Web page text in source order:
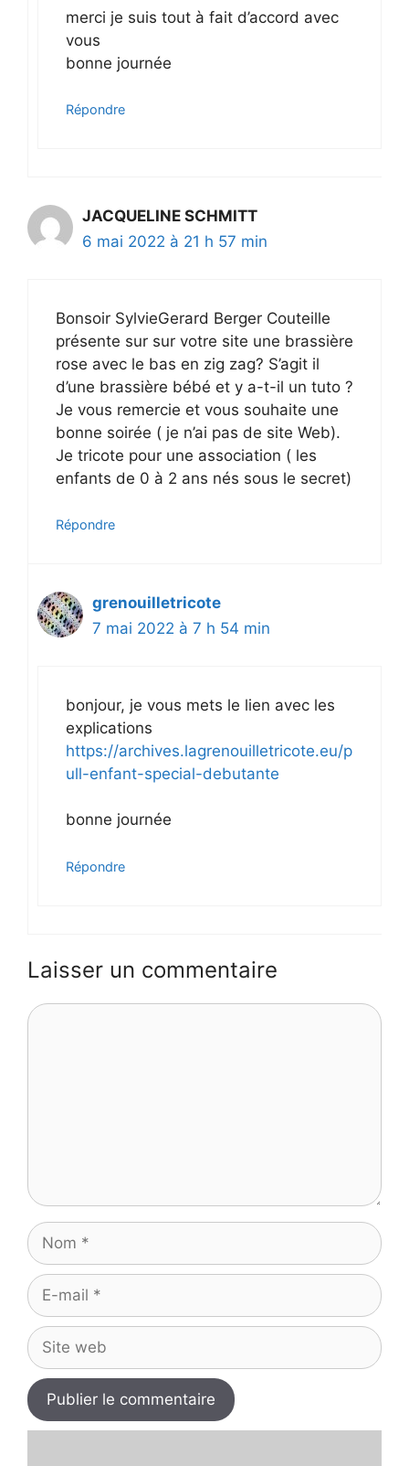
merci je suis tout à fait d’accord avec
vous
bonne journée
Répondre
JACQUELINE SCHMITT
6 mai 2022 à 21 h 57 min
Bonsoir SylvieGerard Berger Couteille
présente sur sur votre site une brassière
rose avec le bas en zig zag? S’agit il
d’une brassière bébé et y a-t-il un tuto ?
Je vous remercie et vous souhaite une
bonne soirée ( je n’ai pas de site Web).
Je tricote pour une association ( les
enfants de 0 à 2 ans nés sous le secret)
Répondre
grenouilletricote
7 mai 2022 à 7 h 54 min
bonjour, je vous mets le lien avec les
explications
https://archives.lagrenouilletricote.eu/p
ull-enfant-special-debutante
bonne journée
Répondre
Laisser un commentaire
Commentaire
Nom
E-
mail
Site
web